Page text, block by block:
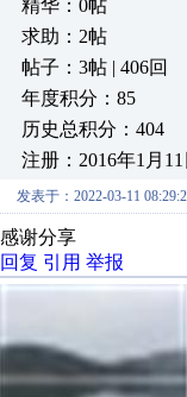
精华：0帖
求助：2帖
帖子：3帖 | 406回
年度积分：85
历史总积分：404
注册：2016年1月11
发表于：2022-03-11
感谢分享
回复 引用 举报